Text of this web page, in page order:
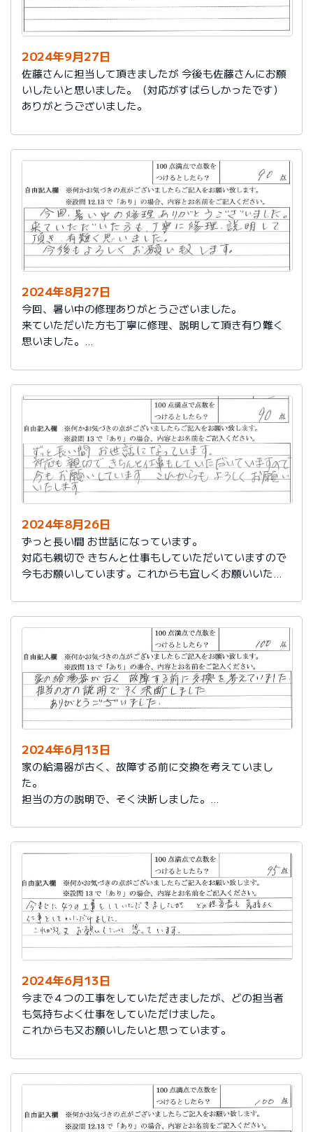
2024年9月27日
佐藤さんに担当して頂きましたが 今後も佐藤さんにお願
いしたいと思いました。（対応がすばらしかったです）
ありがとうございました。
2024年8月27日
今回、暑い中の修理ありがとうございました。
来ていただいた方も丁寧に修理、説明して頂き有り難く
思いました。
2024年8月26日
ずっと長い間 お世話になっています。
対応も親切で きちんと仕事もしていただいていますので
今もお願いしています。これからも宜しくお願いいたし
2024年6月13日
家の給湯器が古く、故障する前に交換を考えていまし
た。
担当の方の説明で、そく決断しました。
2024年6月13日
今まで４つの工事をしていただきましたが、どの担当者
も気持ちよく仕事をしていただけました。
これからも又お願いしたいと思っています。